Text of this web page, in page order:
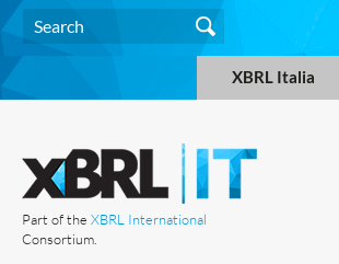
XBRL Italia
Part of the XBRL International
Consortium.